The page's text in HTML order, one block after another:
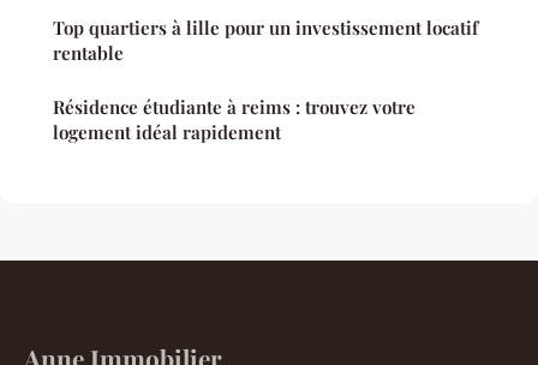
Top quartiers à lille pour un investissement locatif
rentable
Résidence étudiante à reims : trouvez votre
logement idéal rapidement
Anne Immobilier